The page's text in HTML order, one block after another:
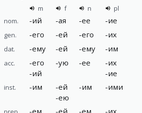
m f n
pl
nom.
-ий -ая -ее -ие
gen. -его -ей -его -их
dat. -ему -ей -ему -им
acc. -его
-ий
-ую -ее -их
-ие
inst. -им -ей
-ею
-им -ими
-ем -ей -ем -их